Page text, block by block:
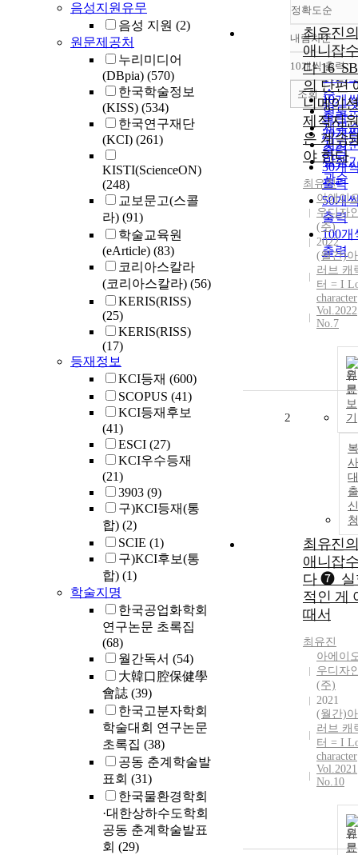
음성지원유무
음성 지원 (2)
원문제공처
누리미디어
(DBpia) (570)
한국학술정보
(KISS) (534)
한국연구재단
(KCI) (261)
KISTI(ScienceON)
(248)
교보문고(스콜
라) (91)
학술교육원
(eArticle) (83)
코리아스칼라
(코리아스칼라) (56)
KERIS(RISS)
(25)
KERIS(RISS)
(17)
등재정보
KCI등재 (600)
SCOPUS (41)
KCI등재후보
(41)
ESCI (27)
KCI우수등재
(21)
3903 (9)
구)KCI등재(통
합) (2)
SCIE (1)
구)KCI후보(통
합) (1)
학술지명
한국공업화학회
연구논문 초록집
(68)
월간독서 (54)
大韓口腔保健學
會誌 (39)
한국고분자학회
학술대회 연구논문
초록집 (38)
공동 춘계학술발
표회 (31)
한국물환경학회
·대한상하수도학회
공동 춘계학술발표
회 (29)
정확도순
정확
순
인기
순
연도
제목
저자
발행
관순
내림차순
내림
10개씩 출력
10개
출력
20개
출력
30개
출력
50개
출력
100개
출력
조회
최유진의
애니잡수
다
의 단편
니메이션
제작지원
은 계속
야 한다
최유진
아에이
우디자
(주)
2022
(월간)
러브 캐
터 = I
character
Vol.2022
No.7
원
문
보
기
복
대
출
신
청
2
최유진의
애니잡수
다 ❼_실
적인 게
때서
최유진
아에이
우디자
(주)
2021
(월간)
러브 캐
터 = I
character
Vol.2021
No.10
원
문